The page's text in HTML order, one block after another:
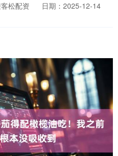
松配资
日期：2025-12-14